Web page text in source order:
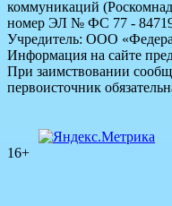
коммуникаций
номер ЭЛ № ФС 77 -
Учредитель: ООО
Информация на сайте
При заимствовании
первоисточник
16+